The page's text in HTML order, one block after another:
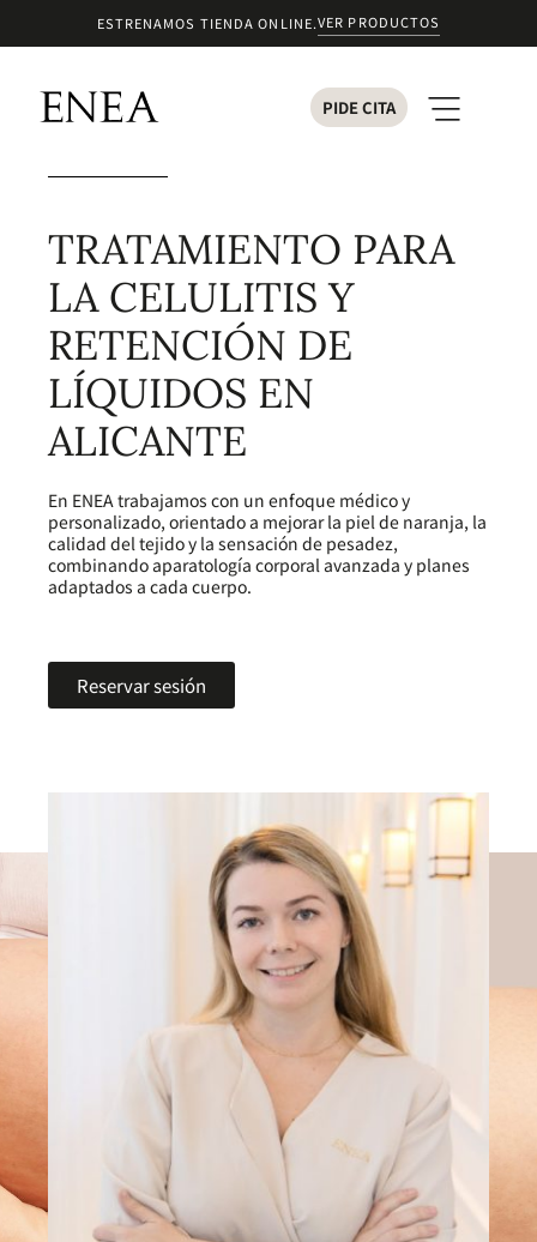
ESTRENAMOS TIENDA ONLINE.VER PRODUCTOS
PIDE CITA
TRATAMIENTO PARA
LA CELULITIS Y
RETENCIÓN DE
LÍQUIDOS EN
ALICANTE
En ENEA trabajamos con un enfoque médico y
personalizado, orientado a mejorar la piel de naranja, la
calidad del tejido y la sensación de pesadez,
combinando aparatología corporal avanzada y planes
adaptados a cada cuerpo.
Reservar sesión